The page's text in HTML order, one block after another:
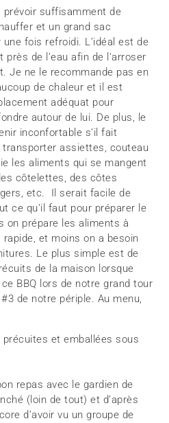
prévoir suffisamment de
et un grand sac
fois refroidi. L’idéal est de
de l’eau afin de l’arroser
Je ne le recommande pas en
de chaleur et il est
adéquat pour
autour de lui. De plus, le
inconfortable s’il fait
assiettes, couteau
les aliments qui se mangent
côtelettes, des côtes
etc. Il serait facile de
ce qu’il faut pour préparer le
on prépare les aliments à
rapide, et moins on a besoin
Le plus simple est de
de la maison lorsque
BBQ lors de notre grand tour
de notre périple. Au menu,
précuites et emballées sous
repas avec le gardien de
(loin de tout) et d’après
d’avoir vu un groupe de